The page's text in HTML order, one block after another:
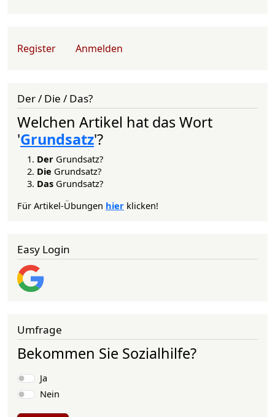
User account menu
Register Anmelden
Der / Die / Das?
Welchen Artikel hat das Wort
'Grundsatz'?
Der Grundsatz?
Die Grundsatz?
Das Grundsatz?
Für Artikel-Übungen hier klicken!
Easy Login
Umfrage
Bekommen Sie Sozialhilfe?
Auswahlmöglichkeiten
Ja
Nein